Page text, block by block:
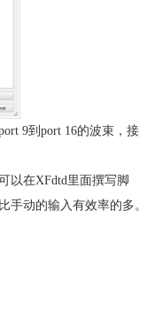
9到 port 16的波束，接
以在XFdtd 里面撰写脚
手动的输入有效率的多。